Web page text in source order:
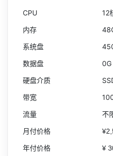
12
0G
不
¥